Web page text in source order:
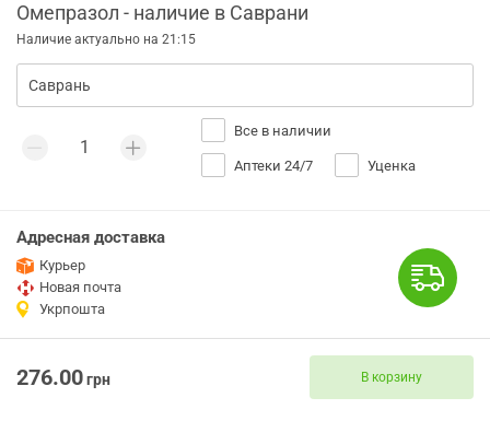
Омепразол - наличие в Саврани
Наличие актуально на 21:15
Все в наличии
Аптеки 24/7 Уценка
Адресная доставка
Курьер
Новая почта
Укрпошта
276.00грн В корзину